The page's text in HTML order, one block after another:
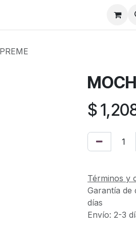
$
Términos y
Garantía de
días
Envío: 2-3